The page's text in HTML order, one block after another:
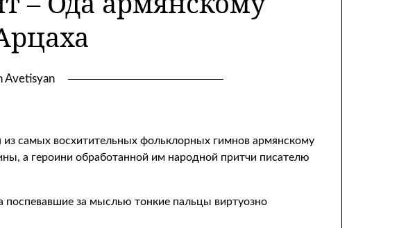
Avetisyan
из самых восхитительных фольклорных гимнов армянскому
а героини обработанной им народной притчи писателю
поспевавшие за мыслью тонкие пальцы виртуозно